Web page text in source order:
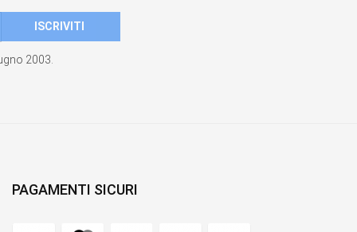
2003.
PAGAMENTI SICURI